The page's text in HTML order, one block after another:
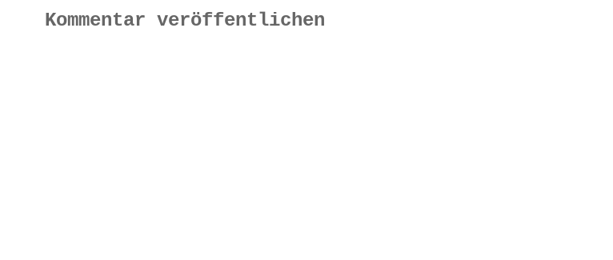
Kommentar veröffentlichen